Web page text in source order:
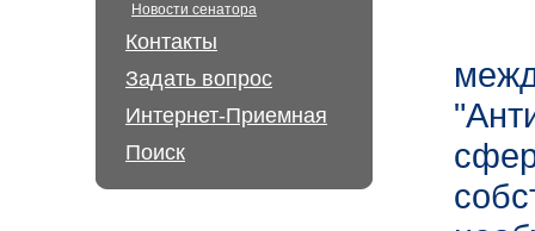
Новости сенатора
Контакты
Задать вопрос
Интернет-Приемная
Поиск